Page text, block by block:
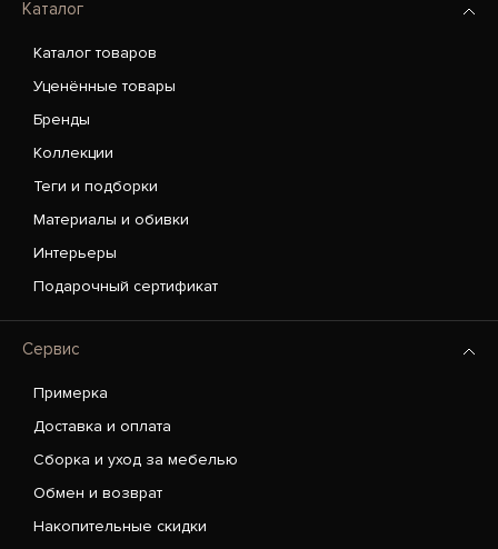
Каталог
Каталог товаров
Уценённые товары
Бренды
Коллекции
Теги и подборки
Материалы и обивки
Интерьеры
Подарочный сертификат
Сервис
Примерка
Доставка и оплата
Сборка и уход за мебелью
Обмен и возврат
Накопительные скидки